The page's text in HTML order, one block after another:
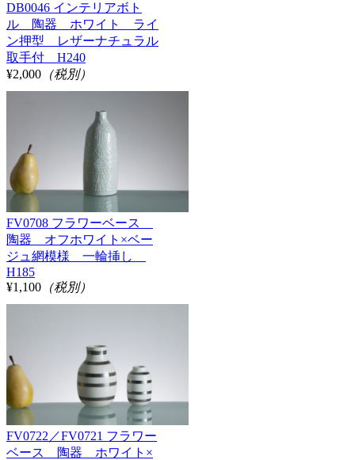
DB0046 インテリアボト
ル 陶器 ホワイト ライ
ン押型 レザーナチュラル
取手付 H240
¥2,000 （税別）
FV0708 フラワーベース
陶器 オフホワイト×ベー
ジュ網模様 一輪挿し
H185
¥1,100 （税別）
FV0722／FV0721 フラワー
ベース 陶器 ホワイト×